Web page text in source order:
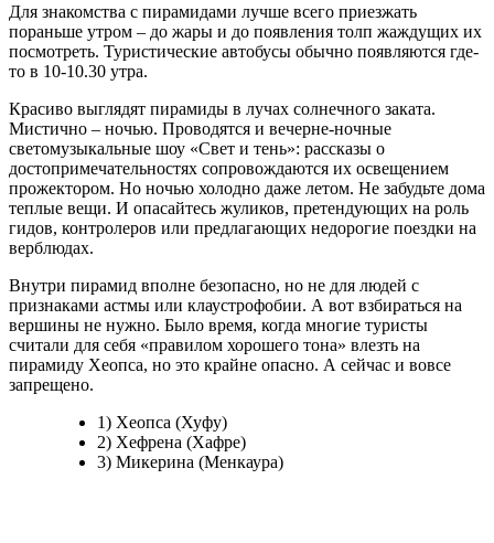
Для знакомства с пирамидами лучше всего приезжать
пораньше утром – до жары и до появления толп жаждущих их
посмотреть. Туристические автобусы обычно появляются где-
то в 10-10.30 утра.
Красиво выглядят пирамиды в лучах солнечного заката.
Мистично – ночью. Проводятся и вечерне-ночные
светомузыкальные шоу «Свет и тень»: рассказы о
достопримечательностях сопровождаются их освещением
прожектором. Но ночью холодно даже летом. Не забудьте дома
теплые вещи. И опасайтесь жуликов, претендующих на роль
гидов, контролеров или предлагающих недорогие поездки на
верблюдах.
Внутри пирамид вполне безопасно, но не для людей с
признаками астмы или клаустрофобии. А вот взбираться на
вершины не нужно. Было время, когда многие туристы
считали для себя «правилом хорошего тона» влезть на
пирамиду Хеопса, но это крайне опасно. А сейчас и вовсе
запрещено.
1) Хеопса (Хуфу)
2) Хефрена (Хафре)
3) Микерина (Менкаура)